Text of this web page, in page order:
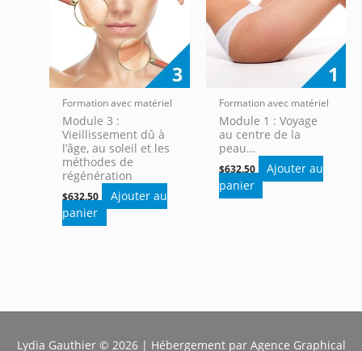
Formation avec matériel
Module 3 :
Vieillissement dû à
l’âge, au soleil et les
méthodes de
régénération
$632.50
Ajouter au
panier
Formation avec matériel
Module 1 : Voyage
au centre de la
peau…
$632.50
Ajouter au
panier
Lydia Gauthier © 2026 | Hébergement par Agence Graphical